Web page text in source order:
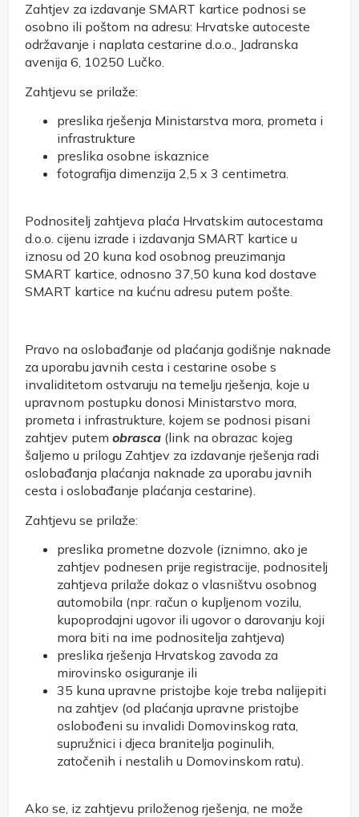
Zahtjev za izdavanje SMART kartice podnosi se
osobno ili poštom na adresu: Hrvatske autoceste
održavanje i naplata cestarine d.o.o., Jadranska
avenija 6, 10250 Lučko.
Zahtjevu se prilaže:
preslika rješenja Ministarstva mora, prometa i
infrastrukture
preslika osobne iskaznice
fotografija dimenzija 2,5 x 3 centimetra.
Podnositelj zahtjeva plaća Hrvatskim autocestama
d.o.o. cijenu izrade i izdavanja SMART kartice u
iznosu od 20 kuna kod osobnog preuzimanja
SMART kartice, odnosno 37,50 kuna kod dostave
SMART kartice na kućnu adresu putem pošte.
Pravo na oslobađanje od plaćanja godišnje naknade
za uporabu javnih cesta i cestarine osobe s
invaliditetom ostvaruju na temelju rješenja, koje u
upravnom postupku donosi Ministarstvo mora,
prometa i infrastrukture, kojem se podnosi pisani
zahtjev putem obrasca (link na obrazac kojeg
šaljemo u prilogu Zahtjev za izdavanje rješenja radi
oslobađanja plaćanja naknade za uporabu javnih
cesta i oslobađanje plaćanja cestarine).
Zahtjevu se prilaže:
preslika prometne dozvole (iznimno, ako je
zahtjev podnesen prije registracije, podnositelj
zahtjeva prilaže dokaz o vlasništvu osobnog
automobila (npr. račun o kupljenom vozilu,
kupoprodajni ugovor ili ugovor o darovanju koji
mora biti na ime podnositelja zahtjeva)
preslika rješenja Hrvatskog zavoda za
mirovinsko osiguranje ili
35 kuna upravne pristojbe koje treba nalijepiti
na zahtjev (od plaćanja upravne pristojbe
oslobođeni su invalidi Domovinskog rata,
supružnici i djeca branitelja poginulih,
zatočenih i nestalih u Domovinskom ratu).
Ako se, iz zahtjevu priloženog rješenja, ne može